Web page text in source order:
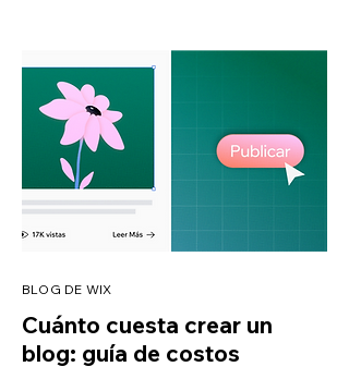
BLOG DE WIX
Cuánto cuesta crear un
blog: guía de costos